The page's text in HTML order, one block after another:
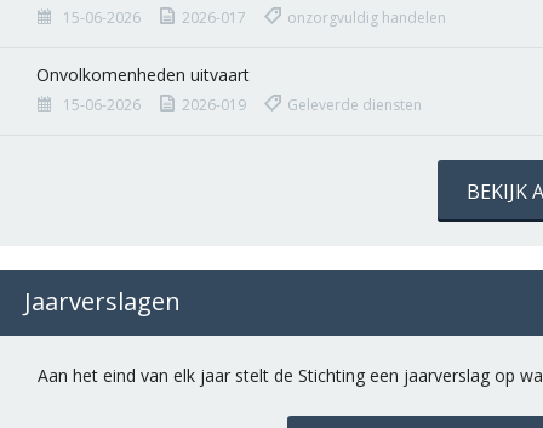
15-06-2026 2026-017 onzorgvuldig handelen
Onvolkomenheden uitvaart
15-06-2026 2026-019 Geleverde diensten
BEKIJK
Jaarverslagen
Aan het eind van elk jaar stelt de Stichting een jaarverslag op